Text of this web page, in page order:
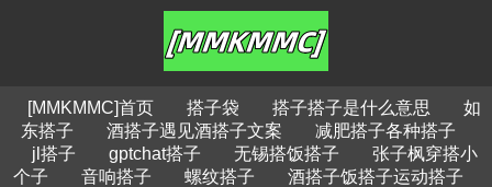
[MMKMMC]首页 搭子袋 搭子搭子是什么意思
如
东搭子
酒搭子遇见酒搭子文案
减肥搭子各种搭子
jl搭子
gptchat搭子 无锡搭饭搭子
张子枫穿搭小
个子
音响搭子 螺纹搭子
酒搭子饭搭子运动搭子